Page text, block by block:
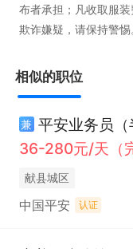
四、岗位优势
至管理岗位。
2. 收入多元高：收
力可获高回报。
3. 培训支持强：
与专题讲座。
4.客户资源优：公
布者承担；凡收取服
欺诈嫌疑，请保持警惕
相似的职位
兼
36-280元/天（
献县城区
中国平安 认证